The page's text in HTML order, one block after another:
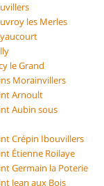
les Merles
le Grand
Morainvillers
Arnoult
Aubin sous
Crépin Ibouvillers
Étienne Roilaye
Germain la Poterie
Jean aux Bois